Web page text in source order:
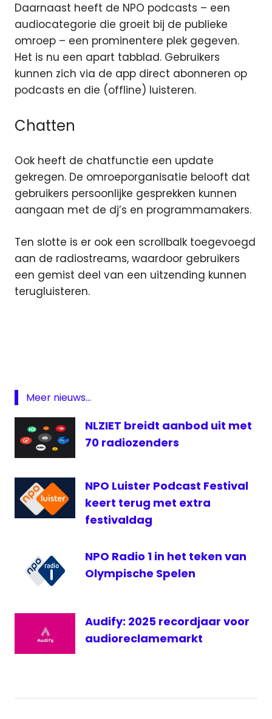
Daarnaast heeft de NPO podcasts – een
audiocategorie die groeit bij de publieke
omroep – een prominentere plek gegeven.
Het is nu een apart tabblad. Gebruikers
kunnen zich via de app direct abonneren op
podcasts en die (offline) luisteren.
Chatten
Ook heeft de chatfunctie een update
gekregen. De omroeporganisatie belooft dat
gebruikers persoonlijke gesprekken kunnen
aangaan met de dj’s en programmamakers.
Ten slotte is er ook een scrollbalk toegevoegd
aan de radiostreams, waardoor gebruikers
een gemist deel van een uitzending kunnen
terugluisteren.
Radio-
Spotify
Meer nieuws...
NLZIET breidt aanbod uit met
70 radiozenders
NPO Luister Podcast Festival
keert terug met extra
festivaldag
NPO Radio 1 in het teken van
Olympische Spelen
Audify: 2025 recordjaar voor
audioreclamemarkt